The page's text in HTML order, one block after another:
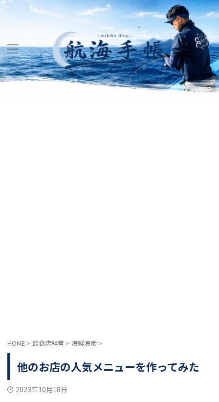
HOME > 飲食店経営 > 海鮮海彦 >
他のお店の人気メニューを作ってみた
2023年10月18日